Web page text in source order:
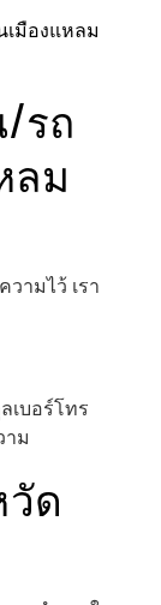
เมืองแหลม
รถ
ลม
ามไว้ เรา
เบอร์โทร
ม
ด